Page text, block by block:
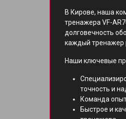
В Кирове, наша
тренажера VF-
долговечность
каждый тренажер
Наши ключевые
точность и
Команда
Быстрое и